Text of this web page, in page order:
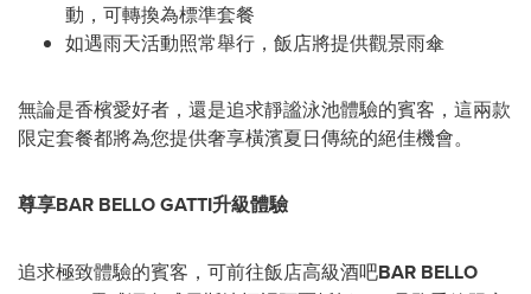
動，可轉換為標準套餐
如遇雨天活動照常舉行， 飯店將提供觀景雨傘
無論是香檳愛好者，還是追求靜謐泳池體驗的賓客，這兩款
限定套餐都將為您提供奢享橫濱夏日傳統的絕佳機會。
尊享BAR BELLO GATTI升級體驗
追求極致體驗的賓客，可前往飯店高級酒吧BAR BELLO